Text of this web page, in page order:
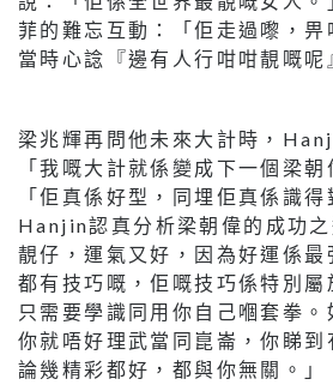
菲的難忘互動：「佢走過嚟，畀
當時心諗『邊有人行咁咁靚嘅呢
梁兆輝再問他未來大計時，
「我嘅大計就係變成下一個梁朝
「佢真係好型，同埋佢真係識得
Hanjin認真分析梁朝偉的成功
靚仔，運氣又好，因為好運係最
都有技巧嘅，佢嘅技巧係特別屬
只需要學識同用你自己嗰套拳。
你就唔好理武當同崑崙，你睇到
論幾精彩都好，都與你無關。」